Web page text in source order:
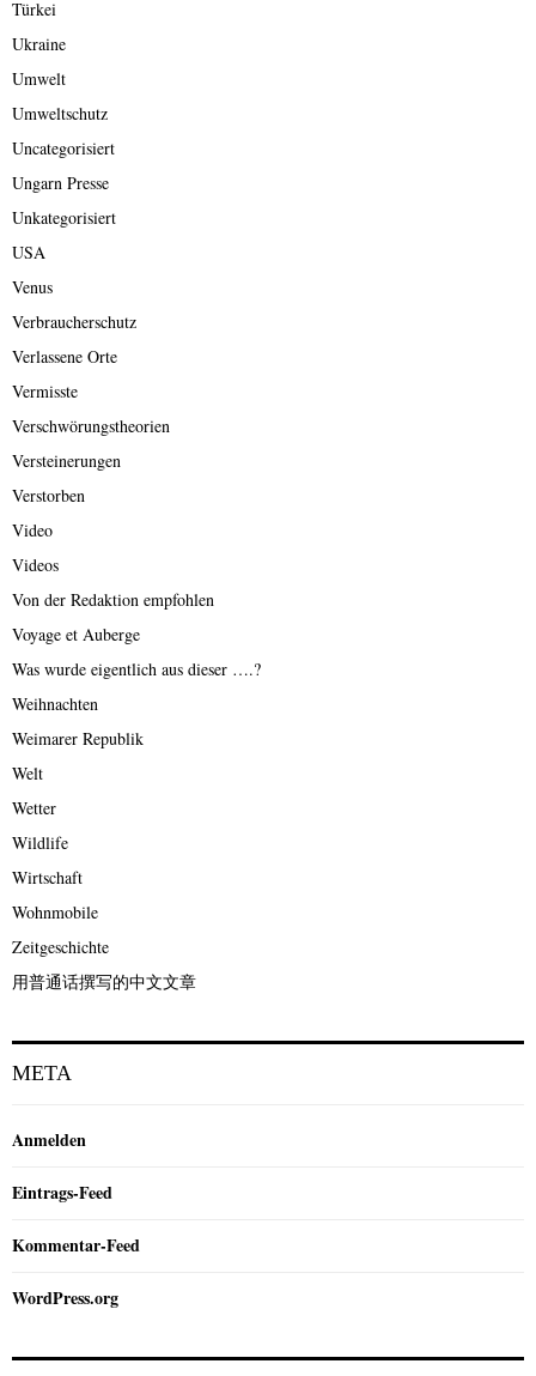
Türkei
Ukraine
Umwelt
Umweltschutz
Uncategorisiert
Ungarn Presse
Unkategorisiert
USA
Venus
Verbraucherschutz
Verlassene Orte
Vermisste
Verschwörungstheorien
Versteinerungen
Verstorben
Video
Videos
Von der Redaktion empfohlen
Voyage et Auberge
Was wurde eigentlich aus dieser ….?
Weihnachten
Weimarer Republik
Welt
Wetter
Wildlife
Wirtschaft
Wohnmobile
Zeitgeschichte
用普通话撰写的中文文章
META
Anmelden
Eintrags-Feed
Kommentar-Feed
WordPress.org